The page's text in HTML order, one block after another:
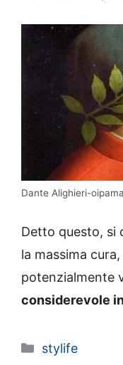
Dante Alighieri-
Detto questo, si
la massima
potenzialmente
considerevole
Categorie
stylife